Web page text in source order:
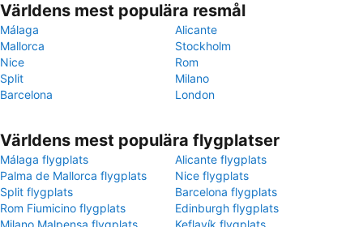
Världens mest populära resmål
Málaga
Alicante
Mallorca
Stockholm
Nice
Rom
Split
Milano
Barcelona
London
Världens mest populära flygplatser
Málaga flygplats
Alicante flygplats
Palma de Mallorca flygplats
Nice flygplats
Split flygplats
Barcelona flygplats
Rom Fiumicino flygplats
Edinburgh flygplats
Milano Malpensa flygplats
Keflavík flygplats